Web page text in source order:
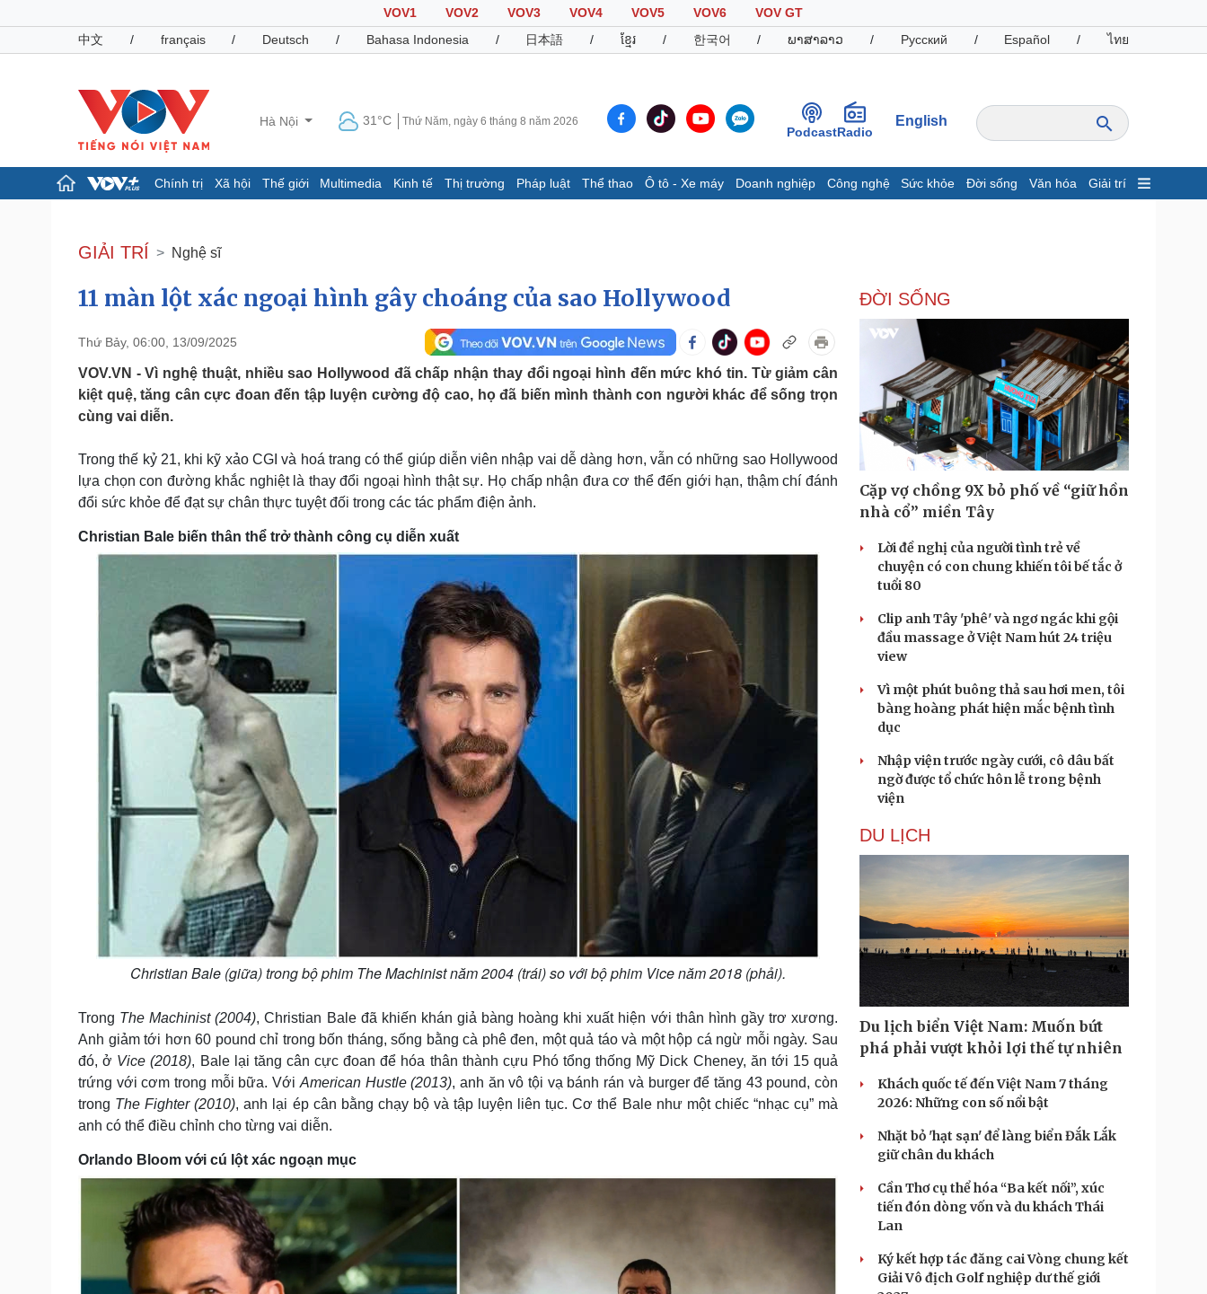
VOV1 VOV2 VOV3 VOV4 VOV5 VOV6
VOV GT
中文
/ français / Deutsch / Bahasa Indonesia / 日本語 / ខ្មែរ / 한국어 / ພາສາລາວ / Русский / Español / ไทย
Hà Nội 31°C Thứ Năm, ngày 6 tháng 8 năm 2026
PodcastRadio
English
Chính trị Xã hội Thế giới Multimedia Kinh tế Thị trường Pháp luật Thể thao Ô tô - Xe máy Doanh nghiệp Công nghệ Sức khỏe Đời sống Văn hóa Giải trí
Đảng
Tổ chức nhân sự
Nhận diện sự thật
Dấu ấn VOV
Infographic
Giá cà phê
Pháp luật
Vụ án
Tin nóng
Quân sự - Quốc phòng
Vũ khí
Thể thao
Bóng đá
eSports
Hậu trường
Ô tô - Xe máy
Ô tô
Doanh nghiệp
Thông tin doanh nghiệp
Doanh nghiệp 24h
Doanh nhân
Công nghệ
Sành điệu
Tin Công nghệ
Trải nghiệm
Chuyển đổi số
Sức khỏe
Cây thuốc
Sản phụ khoa
Làm đẹp - giảm cân
Phòng mạch online
Ăn sạch sống khỏe
Đời sống
Blog
Tình yêu - Gia đình
Văn hóa
Văn học
Âm nhạc
Di sản
Podcast
Câu chuyện thời sự
Đọc truyện đêm khuya
Cửa sổ tình yêu
GIẢI TRÍ Nghệ sĩ
11 màn lột xác ngoại hình gây choáng của sao Hollywood
Thứ Bảy, 06:00, 13/09/2025
VOV.VN - Vì nghệ thuật, nhiều sao Hollywood đã chấp nhận thay đổi ngoại hình đến mức khó tin. Từ giảm cân
kiệt quệ, tăng cân cực đoan đến tập luyện cường độ cao, họ đã biến mình thành con người khác để sống trọn
cùng vai diễn.
Trong thế kỷ 21, khi kỹ xảo CGI và hoá trang có thể giúp diễn viên nhập vai dễ dàng hơn, vẫn có những sao Hollywood
lựa chọn con đường khắc nghiệt là thay đổi ngoại hình thật sự. Họ chấp nhận đưa cơ thể đến giới hạn, thậm chí đánh
đổi sức khỏe để đạt sự chân thực tuyệt đối trong các tác phẩm điện ảnh.
Christian Bale biến thân thể trở thành công cụ diễn xuất
Christian Bale (giữa) trong bộ phim The Machinist năm 2004 (trái) so với bộ phim Vice năm 2018 (phải).
Trong The Machinist (2004), Christian Bale đã khiến khán giả bàng hoàng khi xuất hiện với thân hình gầy trơ xương.
Anh giảm tới hơn 60 pound chỉ trong bốn tháng, sống bằng cà phê đen, một quả táo và một hộp cá ngừ mỗi ngày. Sau
đó, ở Vice (2018), Bale lại tăng cân cực đoan để hóa thân thành cựu Phó tổng thống Mỹ Dick Cheney, ăn tới 15 quả
trứng với cơm trong mỗi bữa. Với American Hustle (2013), anh ăn vô tội vạ bánh rán và burger để tăng 43 pound, còn
trong The Fighter (2010), anh lại ép cân bằng chạy bộ và tập luyện liên tục. Cơ thể Bale như một chiếc “nhạc cụ” mà
anh có thể điều chỉnh cho từng vai diễn.
Orlando Bloom với cú lột xác ngoạn mục
ĐỜI SỐNG
Cặp vợ chồng 9X bỏ phố về “giữ hồn
nhà cổ” miền Tây
Lời đề nghị của người tình trẻ về
chuyện có con chung khiến tôi bế tắc ở
tuổi 80
Clip anh Tây 'phê' và ngơ ngác khi gội
đầu massage ở Việt Nam hút 24 triệu
view
Vì một phút buông thả sau hơi men, tôi
bàng hoàng phát hiện mắc bệnh tình
dục
Nhập viện trước ngày cưới, cô dâu bất
ngờ được tổ chức hôn lễ trong bệnh
viện
DU LỊCH
Du lịch biển Việt Nam: Muốn bứt
phá phải vượt khỏi lợi thế tự nhiên
Khách quốc tế đến Việt Nam 7 tháng
2026: Những con số nổi bật
Nhặt bỏ 'hạt sạn' để làng biển Đắk Lắk
giữ chân du khách
Cần Thơ cụ thể hóa “Ba kết nối”, xúc
tiến đón dòng vốn và du khách Thái
Lan
Ký kết hợp tác đăng cai Vòng chung kết
Giải Vô địch Golf nghiệp dư thế giới